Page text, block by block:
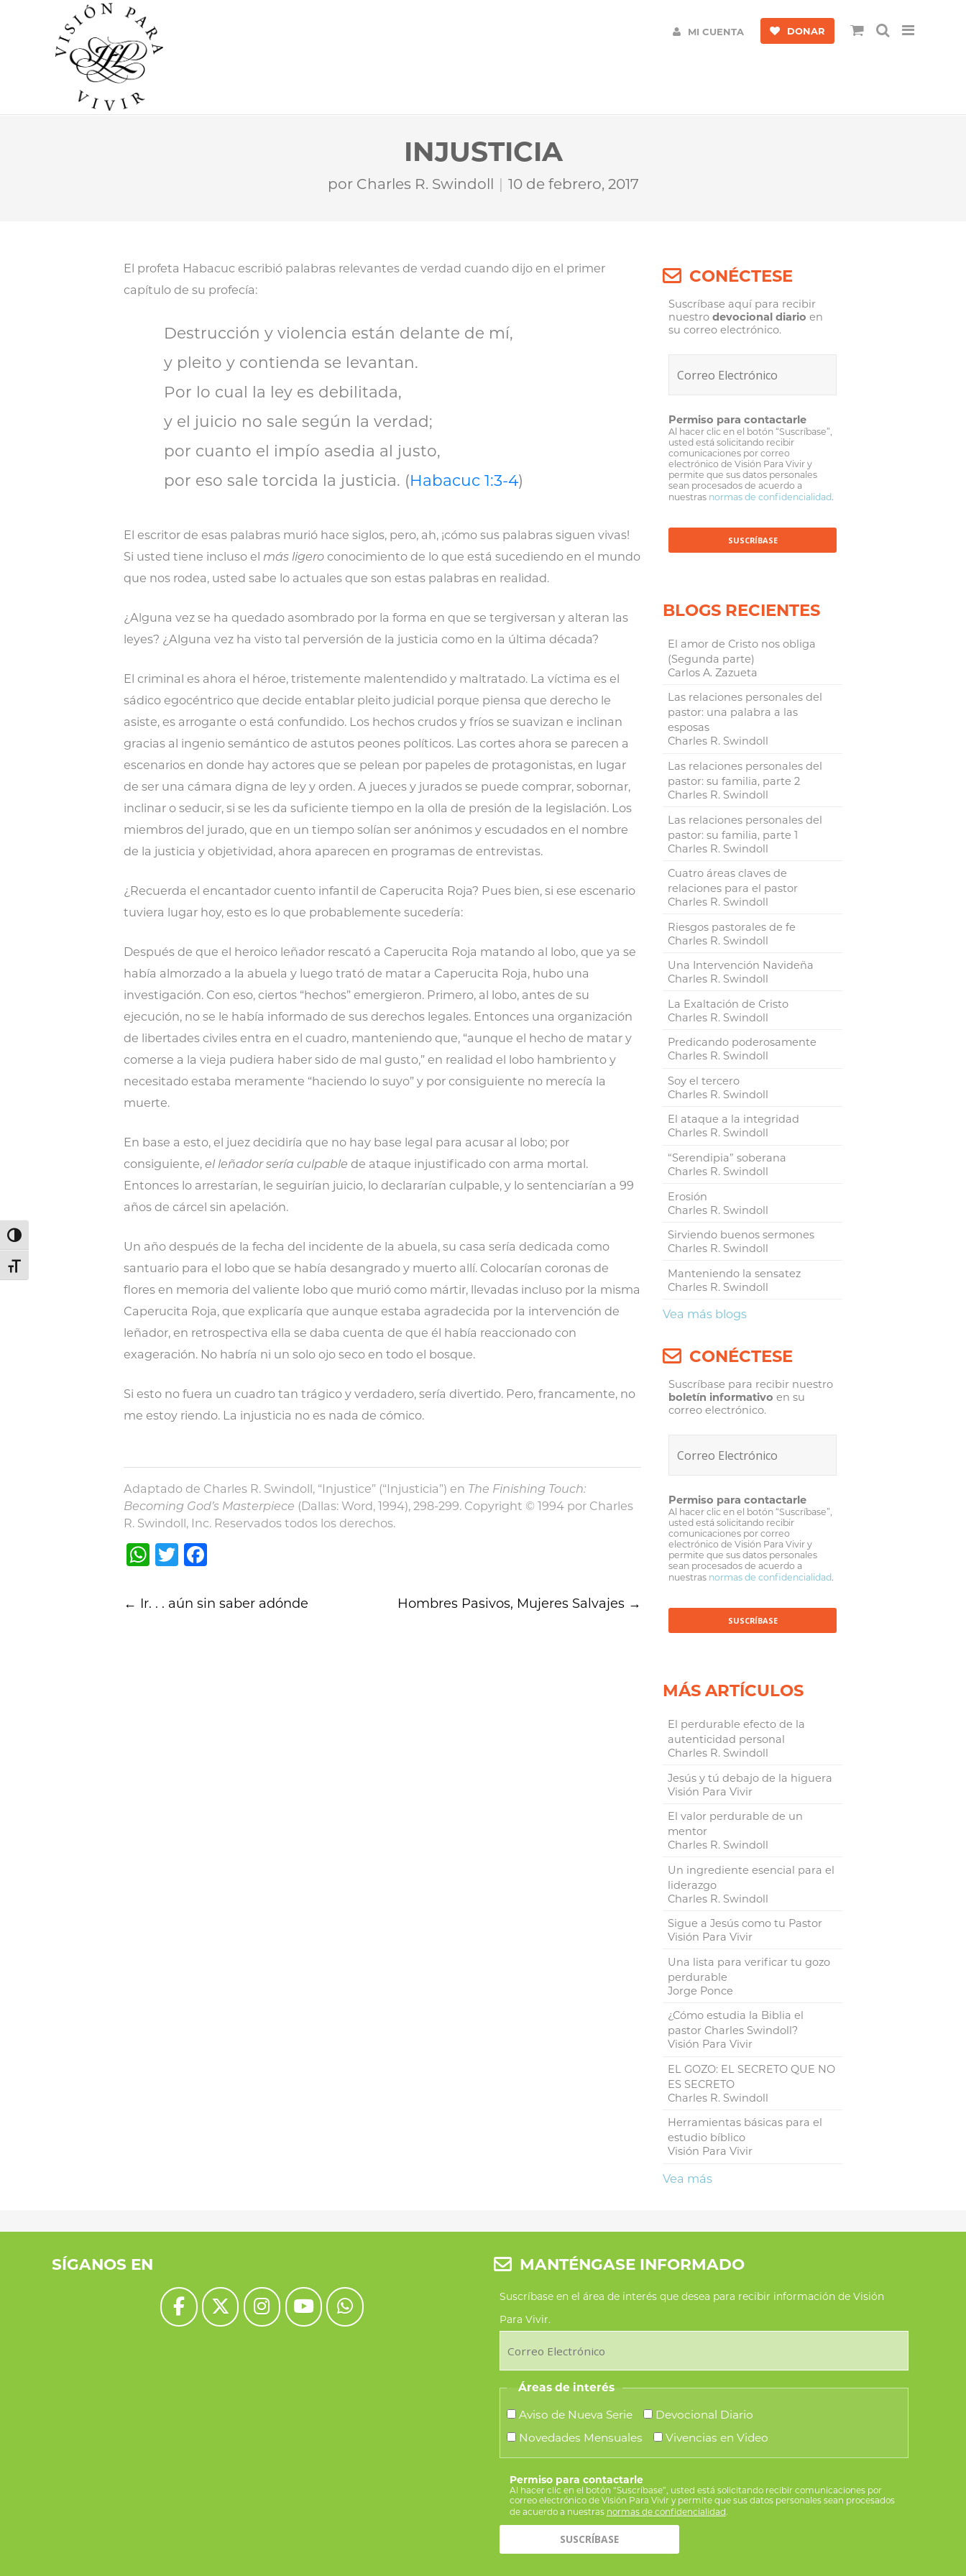
Alternar alto contraste
Alternar tamaño de letra
MI CUENTA DONAR
INJUSTICIA
por Charles R. Swindoll 10 de febrero, 2017
El profeta Habacuc escribió palabras relevantes de verdad cuando dijo en el primer
capítulo de su profecía:
Destrucción y violencia están delante de mí,
y pleito y contienda se levantan.
Por lo cual la ley es debilitada,
y el juicio no sale según la verdad;
por cuanto el impío asedia al justo,
por eso sale torcida la justicia. (Habacuc 1:3-4)
El escritor de esas palabras murió hace siglos, pero, ah, ¡cómo sus palabras siguen vivas!
Si usted tiene incluso el más ligero conocimiento de lo que está sucediendo en el mundo
que nos rodea, usted sabe lo actuales que son estas palabras en realidad.
¿Alguna vez se ha quedado asombrado por la forma en que se tergiversan y alteran las
leyes? ¿Alguna vez ha visto tal perversión de la justicia como en la última década?
El criminal es ahora el héroe, tristemente malentendido y maltratado. La víctima es el
sádico egocéntrico que decide entablar pleito judicial porque piensa que derecho le
asiste, es arrogante o está confundido. Los hechos crudos y fríos se suavizan e inclinan
gracias al ingenio semántico de astutos peones políticos. Las cortes ahora se parecen a
escenarios en donde hay actores que se pelean por papeles de protagonistas, en lugar
de ser una cámara digna de ley y orden. A jueces y jurados se puede comprar, sobornar,
inclinar o seducir, si se les da suficiente tiempo en la olla de presión de la legislación. Los
miembros del jurado, que en un tiempo solían ser anónimos y escudados en el nombre
de la justicia y objetividad, ahora aparecen en programas de entrevistas.
¿Recuerda el encantador cuento infantil de Caperucita Roja? Pues bien, si ese escenario
tuviera lugar hoy, esto es lo que probablemente sucedería:
Después de que el heroico leñador rescató a Caperucita Roja matando al lobo, que ya se
había almorzado a la abuela y luego trató de matar a Caperucita Roja, hubo una
investigación. Con eso, ciertos “hechos” emergieron. Primero, al lobo, antes de su
ejecución, no se le había informado de sus derechos legales. Entonces una organización
de libertades civiles entra en el cuadro, manteniendo que, “aunque el hecho de matar y
comerse a la vieja pudiera haber sido de mal gusto,” en realidad el lobo hambriento y
necesitado estaba meramente “haciendo lo suyo” y por consiguiente no merecía la
muerte.
En base a esto, el juez decidiría que no hay base legal para acusar al lobo; por
consiguiente, el leñador sería culpable de ataque injustificado con arma mortal.
Entonces lo arrestarían, le seguirían juicio, lo declararían culpable, y lo sentenciarían a 99
años de cárcel sin apelación.
Un año después de la fecha del incidente de la abuela, su casa sería dedicada como
santuario para el lobo que se había desangrado y muerto allí. Colocarían coronas de
flores en memoria del valiente lobo que murió como mártir, llevadas incluso por la misma
Caperucita Roja, que explicaría que aunque estaba agradecida por la intervención de
leñador, en retrospectiva ella se daba cuenta de que él había reaccionado con
exageración. No habría ni un solo ojo seco en todo el bosque.
Si esto no fuera un cuadro tan trágico y verdadero, sería divertido. Pero, francamente, no
me estoy riendo. La injusticia no es nada de cómico.
Adaptado de Charles R. Swindoll, “Injustice” (“Injusticia”) en The Finishing Touch:
Becoming God’s Masterpiece (Dallas: Word, 1994), 298-299. Copyright © 1994 por Charles
R. Swindoll, Inc. Reservados todos los derechos.
WhatsApp
Twitter
navigation
← Ir. . . aún sin saber adónde Hombres Pasivos, Mujeres Salvajes →
CONÉCTESE
Suscríbase aquí para recibir
nuestrodevocional diario en
su correo electrónico.
Permiso para contactarle
Al hacer clic en el botón “Suscríbase”,
usted está solicitando recibir
comunicaciones por correo
electrónico de Visión Para Vivir y
permite que sus datos personales
sean procesados de acuerdo a
nuestras normas de confidencialidad.
BLOGS RECIENTES
El amor de Cristo nos obliga
(Segunda parte)
Carlos A. Zazueta
Las relaciones personales del
pastor: una palabra a las
esposas
Charles R. Swindoll
Las relaciones personales del
pastor: su familia, parte 2
Charles R. Swindoll
Las relaciones personales del
pastor: su familia, parte 1
Charles R. Swindoll
Cuatro áreas claves de
relaciones para el pastor
Charles R. Swindoll
Riesgos pastorales de fe
Charles R. Swindoll
Una Intervención Navideña
Charles R. Swindoll
La Exaltación de Cristo
Charles R. Swindoll
Predicando poderosamente
Charles R. Swindoll
Soy el tercero
Charles R. Swindoll
El ataque a la integridad
Charles R. Swindoll
“Serendipia” soberana
Charles R. Swindoll
Erosión
Charles R. Swindoll
Sirviendo buenos sermones
Charles R. Swindoll
Manteniendo la sensatez
Charles R. Swindoll
Vea más blogs
CONÉCTESE
Suscríbase para recibir nuestro
boletín informativo en su
correo electrónico.
Permiso para contactarle
Al hacer clic en el botón “Suscríbase”,
usted está solicitando recibir
comunicaciones por correo
electrónico de Visión Para Vivir y
permite que sus datos personales
sean procesados de acuerdo a
nuestras normas de confidencialidad.
MÁS ARTÍCULOS
El perdurable efecto de la
autenticidad personal
Charles R. Swindoll
Jesús y tú debajo de la higuera
Visión Para Vivir
El valor perdurable de un
mentor
Charles R. Swindoll
Un ingrediente esencial para el
liderazgo
Charles R. Swindoll
Sigue a Jesús como tu Pastor
Visión Para Vivir
Una lista para verificar tu gozo
perdurable
Jorge Ponce
¿Cómo estudia la Biblia el
pastor Charles Swindoll?
Visión Para Vivir
EL GOZO: EL SECRETO QUE NO
ES SECRETO
Charles R. Swindoll
Herramientas básicas para el
estudio bíblico
Visión Para Vivir
Vea más
SÍGANOS EN MANTÉNGASE INFORMADO
Suscríbase en el área de interés que desea para recibir información de Visión
Para Vivir.
Áreas de interés
Aviso de Nueva Serie
Devocional Diario
Novedades Mensuales
Vivencias en Video
Permiso para contactarle
Al hacer clic en el botón “Suscríbase”, usted está solicitando recibir comunicaciones por
correo electrónico de Visión Para Vivir y permite que sus datos personales sean procesados
de acuerdo a nuestras normas de confidencialidad.